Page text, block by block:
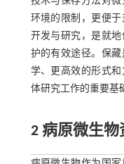
环境的限制，更便
开发与研究，是就
护的有效途径。保
学、更高效的形式
体研究工作的重要基
2 病原微生